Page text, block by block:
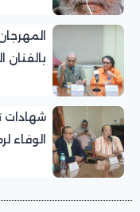
بالفنان
شهادات
الوفاء